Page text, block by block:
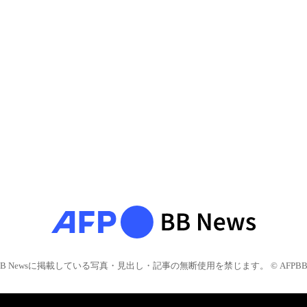
Newsに掲載している写真・見出し・記事の無断使用を禁じます。 © AFPBB